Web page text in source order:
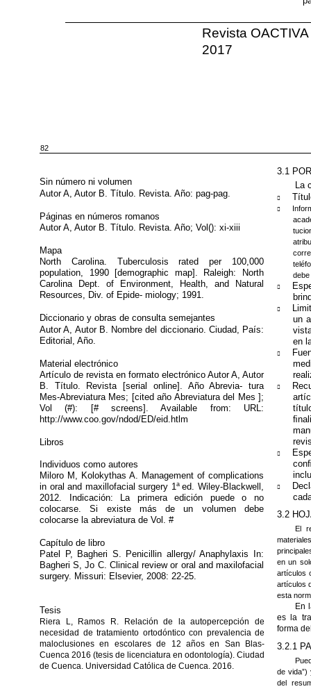
Revista
2017
82
Sin número ni volumen
Autor A, Autor B. Título. Revista. Año: pag-pag.
Páginas en números romanos
Autor A, Autor B. Título. Revista. Año; Vol(): xi-xiii
Mapa
North Carolina. Tuberculosis rated per 100,000
population, 1990 [demographic map]. Raleigh: North
Carolina Dept. of Environment, Health, and Natural
Resources, Div. of Epide- miology; 1991.
Diccionario y obras de consulta semejantes
Autor A, Autor B. Nombre del diccionario. Ciudad, País:
Editorial, Año.
Material electrónico
Artículo de revista en formato electrónico Autor A, Autor
B. Título. Revista [serial online]. Año Abrevia- tura
Mes-AbreviaturaMes; [cited año Abreviatura del Mes ];
Vol (#): [# screens]. Available from: URL:
http://www.coo.gov/ndod/ED/eid.htlm
Libros
Individuos como autores
Miloro M, Kolokythas A. Management of complications
in oral and maxillofacial surgery 1a ed.Wiley-Blackwell,
2012. Indicación: La primera edición puede o no
colocarse. Si existe más de un volumen debe
colocarse la abreviatura de Vol. #
Capítulo de libro
Patel P, Bagheri S. Penicillin allergy/ Anaphylaxis In:
Bagheri S, Jo C. Clinical review or oral and maxilofacial
surgery. Missuri: Elsevier, 2008: 22-25.
Tesis
Riera L, Ramos R. Relación de la autopercepción de
necesidad de tratamiento ortodóntico con prevalencia de
maloclusiones en escolares de 12 años en San Blas-
Cuenca 2016 (tesis de licenciatura en odontología). Ciudad
de Cuenca. Universidad Católica de Cuenca. 2016.
3.1
La
￿
￿
￿
￿
un
en
￿
￿
￿
￿
3.2
El
en un
artículos
artículos
esta
En
es la
forma
3.2.1
de vida”)
del